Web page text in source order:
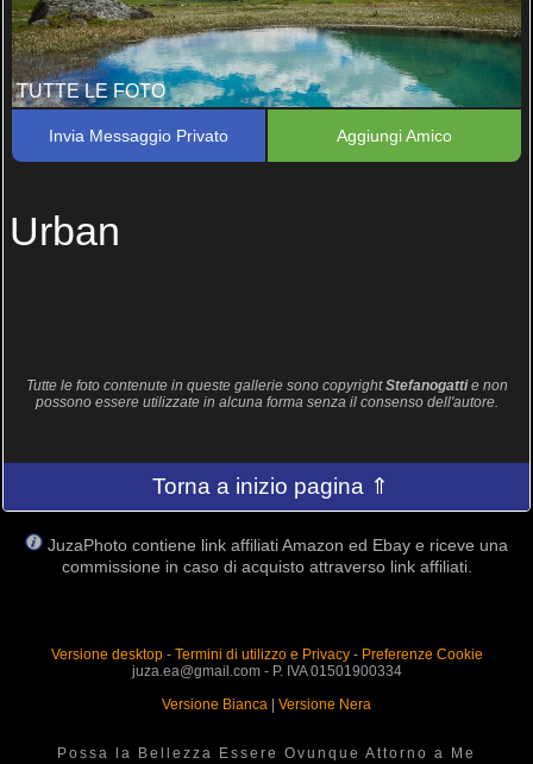
TUTTE LE FOTO
Invia Messaggio Privato Aggiungi Amico
Urban
Tutte le foto contenute in queste gallerie sono copyrightStefanogattie non
possono essere utilizzate in alcuna forma senza il consenso dell'autore.
Torna a inizio pagina ⇑
JuzaPhoto contiene link affiliati Amazon ed Ebay e riceve una
commissione in caso di acquisto attraverso link affiliati.
Versione desktop- Termini di utilizzo e Privacy- Preferenze Cookie
juza.ea@gmail.com - P. IVA 01501900334
Versione Bianca | Versione Nera
Possa la Bellezza Essere Ovunque Attorno a Me